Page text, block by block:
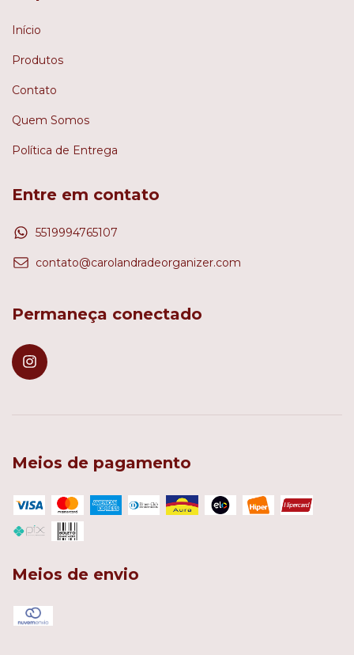
Início
Produtos
Contato
Quem Somos
Política de Entrega
Entre em contato
5519994765107
contato@carolandradeorganizer.com
Permaneça conectado
Meios de pagamento
Meios de envio